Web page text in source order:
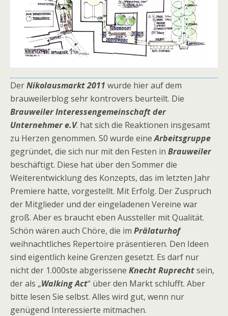
DerNikolausmarkt 2011 wurde hier auf dem
brauweilerblog sehr kontrovers beurteilt. Die
Brauweiler Interessengemeinschaft der
Unternehmer e.V. hat sich die Reaktionen insgesamt
zu Herzen genommen. S0 wurde eineArbeitsgruppe
gegründet, die sich nur mit den Festen in Brauweiler
beschäftigt. Diese hat über den Sommer die
Weiterentwicklung des Konzepts, das im letzten Jahr
Premiere hatte, vorgestellt. Mit Erfolg. Der Zuspruch
der Mitglieder und der eingeladenen Vereine war
groß. Aber es braucht eben Aussteller mit Qualität.
Schön wären auch Chöre, die im Prälaturhof
weihnachtliches Repertoire präsentieren. Den Ideen
sind eigentlich keine Grenzen gesetzt. Es darf nur
nicht der 1.000ste abgerissene Knecht Ruprechtsein,
der als „Walking Act“ über den Markt schlufft. Aber
bitte lesen Sie selbst. Alles wird gut, wenn nur
genügend Interessierte mitmachen.